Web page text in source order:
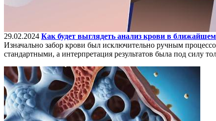
29.02.2024 Как будет выглядеть анализ крови в
Изначально забор крови был исключительно ручным
стандартными, а интерпретация результатов была под силу